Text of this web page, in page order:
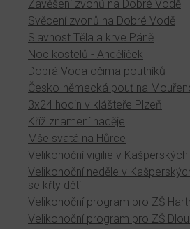
Zavěšení zvonů na Dobré Vodě
Svěcení zvonů na Dobré Vodě
Slavnost Těla a krve Páně
Noc kostelů - Andělíček
Dobrá Voda očima poutníků
Česko-německá pouť na
3x24 hodin v klášteře Plzeň
Kříž znamení naděje
Mše svatá na Hůrce
Velikonoční vigilie v
Velikonoční neděle v
se křty dětí
Velikonoční program pro ZŠ
Velikonoční program pro ZŠ